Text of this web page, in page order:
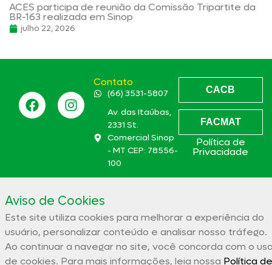
ACES participa de reunião da Comissão Tripartite da
BR-163 realizada em Sinop
julho 22, 2026
Contato
(66) 3531-5807
Av. das Itaúbas,
2331 St.
Comercial Sinop
- MT CEP: 78556-
100
CACB
FACMAT
Política de
Privacidade
Associação Comercial e Empresarial de Sinop – ACES
32.944.910/0001-19
Aviso de Cookies
Este site utiliza cookies para melhorar a experiência do
usuário, personalizar conteúdo e analisar nosso tráfego.
Ao continuar a navegar no site, você concorda com o
de cookies. Para mais informações, leia nossa Política de